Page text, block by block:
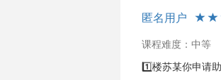
匿名用户
课程难度：中等
1️⃣楼苏某你申请